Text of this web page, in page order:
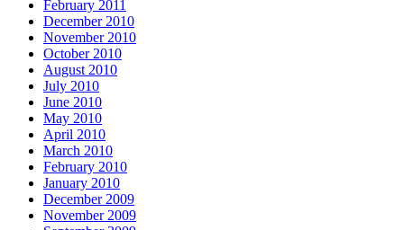
February 2011
December 2010
November 2010
October 2010
August 2010
July 2010
June 2010
May 2010
April 2010
March 2010
February 2010
January 2010
December 2009
November 2009